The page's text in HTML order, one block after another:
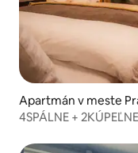
Apartmán v meste
4SPÁLNE +